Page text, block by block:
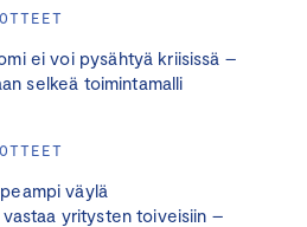
ei voi pysähtyä kriisissä –
selkeä toimintamalli
väylä
yritysten toiveisiin –